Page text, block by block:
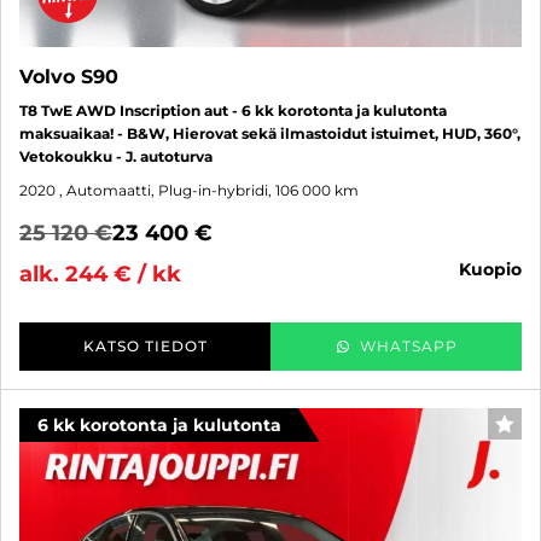
Volvo S90
T8 TwE AWD Inscription aut - 6 kk korotonta ja kulutonta
maksuaikaa! - B&W, Hierovat sekä ilmastoidut istuimet, HUD, 360°,
Vetokoukku - J. autoturva
2020 , Automaatti, Plug-in-hybridi, 106 000 km
25 120 €23 400 €
alk. 244 € / kk
kuopio
KATSO TIEDOT WHATSAPP
6 kk korotonta ja kulutonta